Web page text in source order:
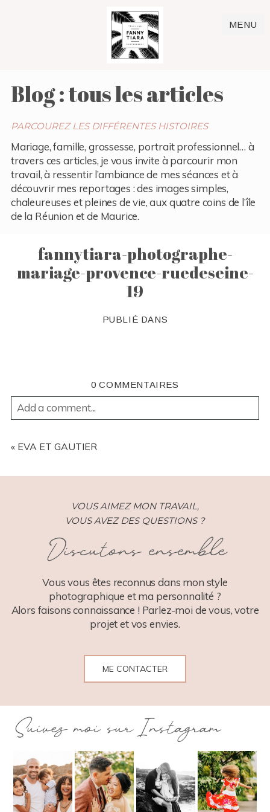
MENU
Blog : tous les articles
PARCOUREZ LES DIFFÉRENTES HISTOIRES
Mariage, famille, grossesse, portrait professionnel… à
travers ces articles, je vous invite à parcourir mon
travail, à ressentir l’ambiance de mes séances et à
découvrir mes reportages : des images simples,
chaleureuses et pleines de vie, aux quatre coins de l’île
de la Réunion et de Maurice.
fannytiara-photographe-
mariage-provence-ruedeseine-
19
PUBLIÉ DANS
0 COMMENTAIRES
Add a comment...
REQUIRED FIELDS ARE MARKED *
« EVA ET GAUTIER
VOUS AIMEZ MON TRAVAIL,
VOUS AVEZ DES QUESTIONS ?
Discutons ensemble
Vous vous êtes reconnus dans mon style
photographique et ma personnalité ?
Alors faisons connaissance ! Parlez-moi de vous, votre
projet et vos envies.
ME CONTACTER
Suivez moi sur Instagram